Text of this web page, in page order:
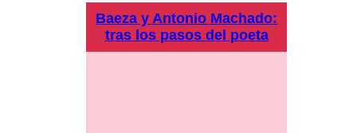
Baeza y Antonio Machado:
tras los pasos del poeta